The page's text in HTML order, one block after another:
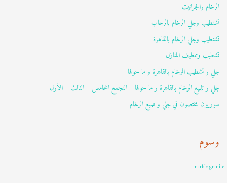
الرخام والجرانيت
تشتطيب وجلي الرخام بالرحاب
تشتطيب وجلي الرخام بالقاهرة
تشطيب وتنظيف المنازل
جلي و تشطيب الرخام بالقاهرة و ما حولها
جلي و تلميع الرخام بالقاهرة و ما حولها _ التجمع الخامس _ الثالث _ الأول
سوريون مختصون في جلي و تلميع الرخام
وسوم
marble granite